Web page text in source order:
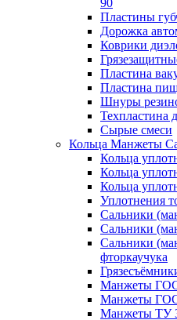
90
Пластины
Дорожка
Коврики
Пластина
Пластина
Шнуры
Техпластина
Сырые смеси
Кольца Манжеты
Кольца
Кольца
Кольца
Уплотнения
Сальники
Сальники
Сальники
фторкаучука
Манжеты
Манжеты
Манжеты ТУ